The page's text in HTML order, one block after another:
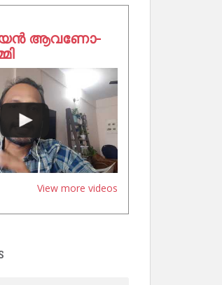
ആവണോ-
View more videos